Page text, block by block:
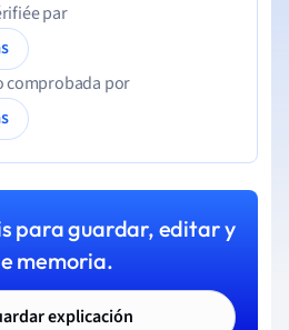
par
comprobada por
para guardar, editar y
memoria.
explicación